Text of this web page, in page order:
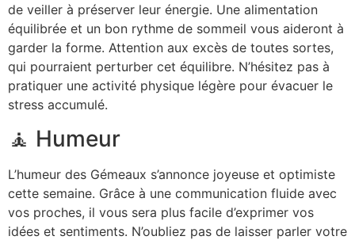
de veiller à préserver leur énergie. Une alimentation
équilibrée et un bon rythme de sommeil vous aideront à
garder la forme. Attention aux excès de toutes sortes,
qui pourraient perturber cet équilibre. N’hésitez pas à
pratiquer une activité physique légère pour évacuer le
stress accumulé.
🧘 Humeur
L’humeur des Gémeaux s’annonce joyeuse et optimiste
cette semaine. Grâce à une communication fluide avec
vos proches, il vous sera plus facile d’exprimer vos
idées et sentiments. N’oubliez pas de laisser parler votre